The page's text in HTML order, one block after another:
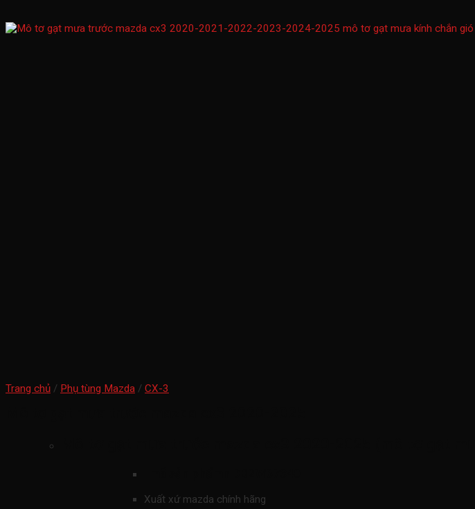
Trang chủ / Phụ tùng Mazda / CX-3
Xuất xứ mazda chính hãng